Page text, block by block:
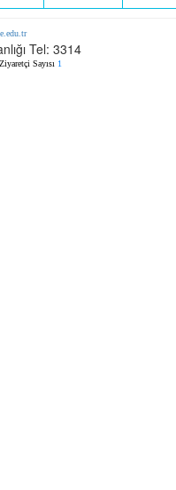
Tel: 3314
Sayısı 1